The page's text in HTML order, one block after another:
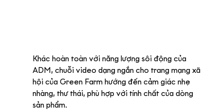
Khác hoàn toàn với năng lượng sôi động của
ADM, chuỗi video dạng ngắn cho trang mạng xã
hội của Green Farm hướng đến cảm giác nhẹ
nhàng, thư thái, phù hợp với tính chất của dòng
sản phẩm.